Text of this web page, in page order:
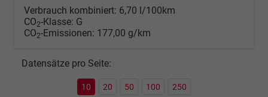
Verbrauch kombiniert: 6,70 l/100km
CO2-Klasse: G
CO2-Emissionen: 177,00 g/km
Datensätze pro Seite:
10 20 50 100 250